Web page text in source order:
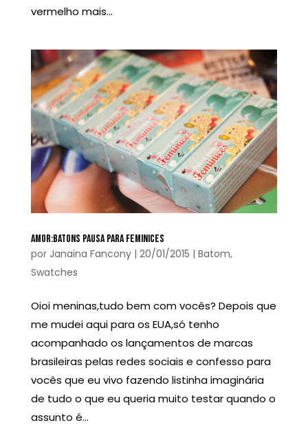
vermelho mais...
AMOR:BATONS PAUSA PARA FEMINICES
por Janaina Fancony| 20/01/2015 | Batom,
Swatches
Oioi meninas,tudo bem com vocês? Depois que
me mudei aqui para os EUA,só tenho
acompanhado os lançamentos de marcas
brasileiras pelas redes sociais e confesso para
vocês que eu vivo fazendo listinha imaginária
de tudo o que eu queria muito testar quando o
assunto é...